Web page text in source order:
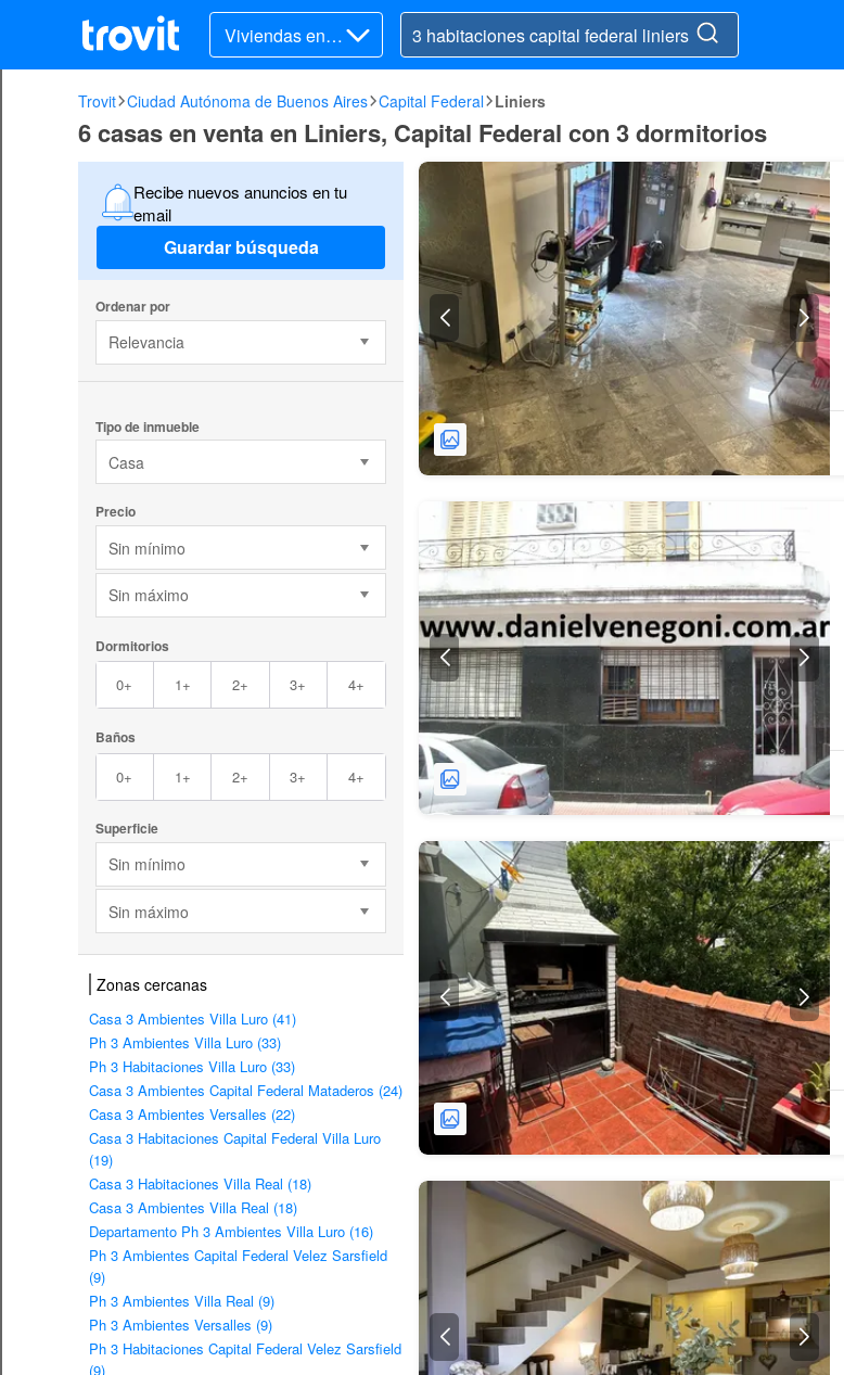
Viviendas en v
enta
Trovit Ciudad Autónoma de Buenos Aires Capital Federal Liniers
6 casas en venta en Liniers, Capital Federal con 3 dormitorios
Recibe nuevos anuncios en tu
email
Guardar búsqueda
Ordenar por
Relevancia
Tipo de inmueble
Casa
Precio
Sin mínimo
Sin máximo
Dormitorios
0+ 1+ 2+ 3+ 4+
Baños
0+ 1+ 2+ 3+ 4+
Superficie
Sin mínimo
Sin máximo
Zonas cercanas
Casa 3 Ambientes Villa Luro (41)
Ph 3 Ambientes Villa Luro (33)
Ph 3 Habitaciones Villa Luro (33)
Casa 3 Ambientes Capital Federal Mataderos (24)
Casa 3 Ambientes Versalles (22)
Casa 3 Habitaciones Capital Federal Villa Luro
(19)
Casa 3 Habitaciones Villa Real (18)
Casa 3 Ambientes Villa Real (18)
Departamento Ph 3 Ambientes Villa Luro (16)
Ph 3 Ambientes Capital Federal Velez Sarsfield
(9)
Ph 3 Ambientes Villa Real (9)
Ph 3 Ambientes Versalles (9)
Ph 3 Habitaciones Capital Federal Velez Sarsfield
(9)